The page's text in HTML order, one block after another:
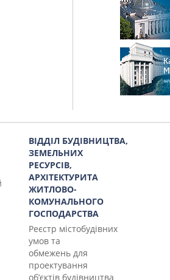
ВІДДІЛ БУДІВНИЦТВА,
ЗЕМЕЛЬНИХ
РЕСУРСІВ,
АРХІТЕКТУРИТА
ЖИТЛОВО-
КОМУНАЛЬНОГО
ГОСПОДАРСТВА
Реєстр містобудівних
умов та
обмежень для
проектування
об’єктів будівництва